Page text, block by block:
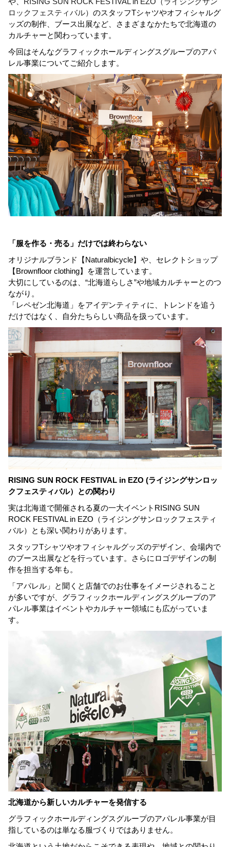
ロックフェスティバル） のスタッフTシャツやオフィシャルグ
ッズの制作、ブース出展など、さまざまなかたちで北海道の
カルチャーと関わっています。
今回はそんなグラフィックホールディングスグループのアパ
レル事業についてご紹介します。
「服を作る・売る」だけでは終わらない
オリジナルブランド【Naturalbicycle】や、セレクトショップ
【Brownfloor clothing】を運営しています。
大切にしているのは、“北海道らしさ”や地域カルチャーとのつ
ながり。
「レペゼン北海道」をアイデンティティに、トレンドを追う
だけではなく、自分たちらしい商品を扱っています。
RISING SUN ROCK FESTIVAL in EZO (ライジングサンロッ
クフェスティバル）との関わり
実は北海道で開催される夏の一大イベントRISING SUN
ROCK FESTIVAL in EZO（ライジングサンロックフェスティ
バル）とも深い関わりがあります。
スタッフTシャツやオフィシャルグッズのデザイン、会場内で
のブース出展などを行っています。さらにロゴデザインの制
作を担当する年も。
「アパレル」と聞くと店舗でのお仕事をイメージされること
が多いですが、グラフィックホールディングスグループのア
パレル事業はイベントやカルチャー領域にも広がっていま
す。
北海道から新しいカルチャーを発信する
グラフィックホールディングスグループのアパレル事業が目
指しているのは単なる服づくりではありません。